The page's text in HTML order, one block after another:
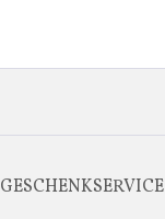
GESCHENKSERVICE